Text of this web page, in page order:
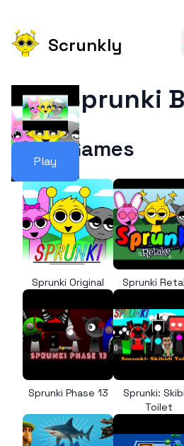
Scrunkly
Play
Sprunki
More Games
Sprunki Original Sprunki
Sprunki Phase 13
Sprunki:
Toilet